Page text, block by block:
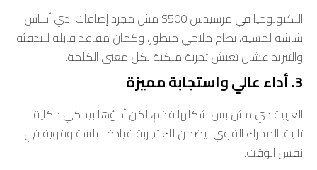
التكنولوجيا في مرسيدس S500 مش مجرد إضافات، دي أساس.
شاشة لمسية، نظام ملاحي متطور، وكمان مقاعد قابلة للتدفئة
والتبريد عشان تعيش تجربة ملكية بكل معنى الكلمة.
3. أداء عالي واستجابة مميزة
العربية دي مش بس شكلها فخم، لكن أداؤها بيحكي حكاية
تانية. المحرك القوي بيضمن لك تجربة قيادة سلسة وقوية في
نفس الوقت.